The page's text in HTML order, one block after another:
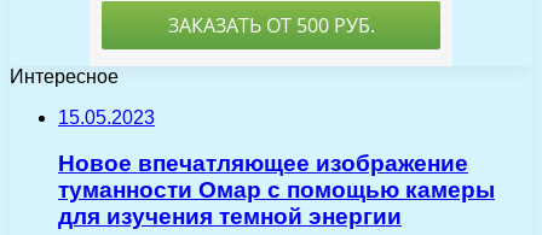
Интересное
15.05.2023
Новое впечатляющее изображение
туманности Омар с помощью камеры
для изучения темной энергии